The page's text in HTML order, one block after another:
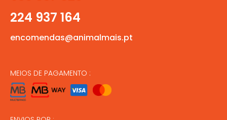
224 937 164
encomendas@animalmais.pt
MEIOS DE PAGAMENTO :